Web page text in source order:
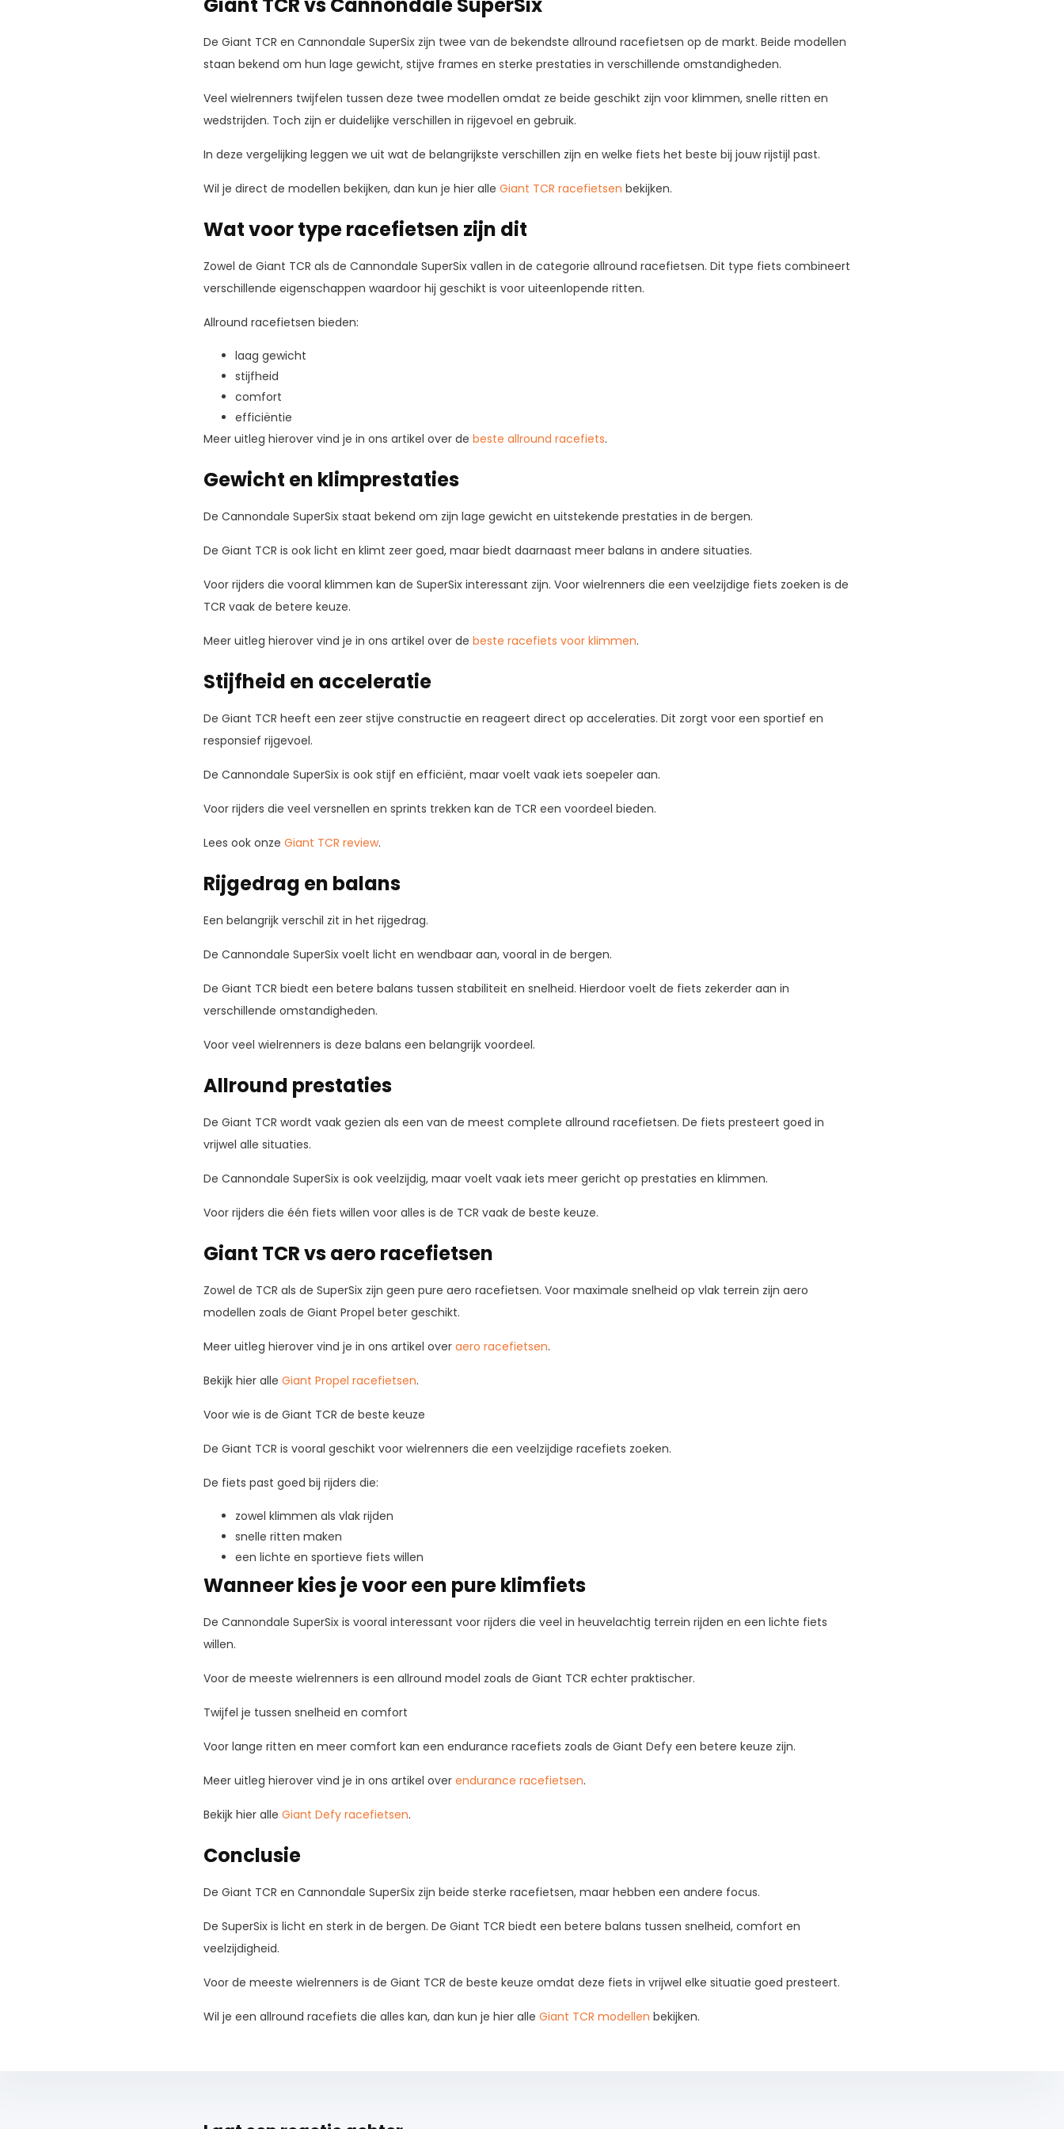
De Giant TCR en Cannondale SuperSix zijn twee van de bekendste allround racefietsen op de markt. Beide modellen
staan bekend om hun lage gewicht, stijve frames en sterke prestaties in verschillende omstandigheden.
Veel wielrenners twijfelen tussen deze twee modellen omdat ze beide geschikt zijn voor klimmen, snelle ritten en
wedstrijden. Toch zijn er duidelijke verschillen in rijgevoel en gebruik.
In deze vergelijking leggen we uit wat de belangrijkste verschillen zijn en welke fiets het beste bij jouw rijstijl past.
Wil je direct de modellen bekijken, dan kun je hier alleGiant TCR racefietsen bekijken.
Wat voor type racefietsen zijn dit
Zowel de Giant TCR als de Cannondale SuperSix vallen in de categorie allround racefietsen. Dit type fiets combineert
verschillende eigenschappen waardoor hij geschikt is voor uiteenlopende ritten.
Allround racefietsen bieden:
laag gewicht
stijfheid
comfort
efficiëntie
Meer uitleg hierover vind je in ons artikel over debeste allround racefiets.
Gewicht en klimprestaties
De Cannondale SuperSix staat bekend om zijn lage gewicht en uitstekende prestaties in de bergen.
De Giant TCR is ook licht en klimt zeer goed, maar biedt daarnaast meer balans in andere situaties.
Voor rijders die vooral klimmen kan de SuperSix interessant zijn. Voor wielrenners die een veelzijdige fiets zoeken is de
TCR vaak de betere keuze.
Meer uitleg hierover vind je in ons artikel over debeste racefiets voor klimmen.
Stijfheid en acceleratie
De Giant TCR heeft een zeer stijve constructie en reageert direct op acceleraties. Dit zorgt voor een sportief en
responsief rijgevoel.
De Cannondale SuperSix is ook stijf en efficiënt, maar voelt vaak iets soepeler aan.
Voor rijders die veel versnellen en sprints trekken kan de TCR een voordeel bieden.
Lees ook onzeGiant TCR review.
Rijgedrag en balans
Een belangrijk verschil zit in het rijgedrag.
De Cannondale SuperSix voelt licht en wendbaar aan, vooral in de bergen.
De Giant TCR biedt een betere balans tussen stabiliteit en snelheid. Hierdoor voelt de fiets zekerder aan in
verschillende omstandigheden.
Voor veel wielrenners is deze balans een belangrijk voordeel.
Allround prestaties
De Giant TCR wordt vaak gezien als een van de meest complete allround racefietsen. De fiets presteert goed in
vrijwel alle situaties.
De Cannondale SuperSix is ook veelzijdig, maar voelt vaak iets meer gericht op prestaties en klimmen.
Voor rijders die één fiets willen voor alles is de TCR vaak de beste keuze.
Giant TCR vs aero racefietsen
Zowel de TCR als de SuperSix zijn geen pure aero racefietsen. Voor maximale snelheid op vlak terrein zijn aero
modellen zoals de Giant Propel beter geschikt.
Meer uitleg hierover vind je in ons artikel overaero racefietsen.
Bekijk hier alleGiant Propel racefietsen.
Voor wie is de Giant TCR de beste keuze
De Giant TCR is vooral geschikt voor wielrenners die een veelzijdige racefiets zoeken.
De fiets past goed bij rijders die:
zowel klimmen als vlak rijden
snelle ritten maken
een lichte en sportieve fiets willen
Wanneer kies je voor een pure klimfiets
De Cannondale SuperSix is vooral interessant voor rijders die veel in heuvelachtig terrein rijden en een lichte fiets
willen.
Voor de meeste wielrenners is een allround model zoals de Giant TCR echter praktischer.
Twijfel je tussen snelheid en comfort
Voor lange ritten en meer comfort kan een endurance racefiets zoals de Giant Defy een betere keuze zijn.
Meer uitleg hierover vind je in ons artikel overendurance racefietsen.
Bekijk hier alleGiant Defy racefietsen.
Conclusie
De Giant TCR en Cannondale SuperSix zijn beide sterke racefietsen, maar hebben een andere focus.
De SuperSix is licht en sterk in de bergen. De Giant TCR biedt een betere balans tussen snelheid, comfort en
veelzijdigheid.
Voor de meeste wielrenners is de Giant TCR de beste keuze omdat deze fiets in vrijwel elke situatie goed presteert.
Wil je een allround racefiets die alles kan, dan kun je hier alleGiant TCR modellen bekijken.